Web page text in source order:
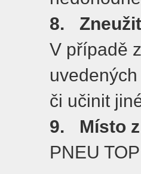
8.
V případě
či učinit
9.
Místo
PNEU